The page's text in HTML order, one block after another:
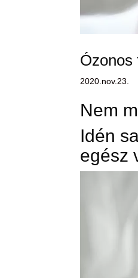
Ózonos
2020.nov.23.
Nem
Idén
egész